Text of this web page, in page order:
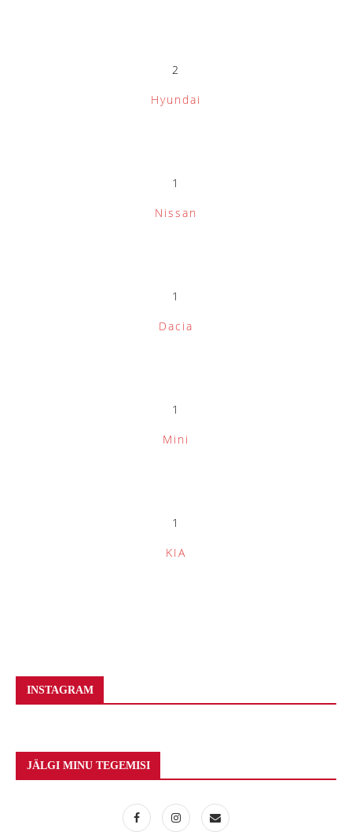
2
Hyundai
1
Nissan
1
Dacia
1
Mini
1
KIA
INSTAGRAM
JÄLGI MINU TEGEMISI